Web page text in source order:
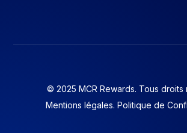
© 2025 MCR Rewards. Tous droits
Mentions légales. Politique de